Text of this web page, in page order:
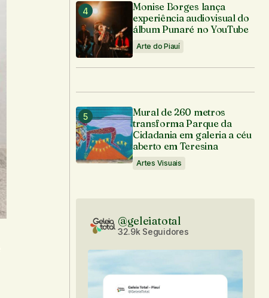
Monise Borges lança
experiência audiovisual do
álbum Punaré no YouTube
Arte do Piauí
Mural de 260 metros
transforma Parque da
Cidadania em galeria a céu
aberto em Teresina
Artes Visuais
@geleiatotal
32.9k Seguidores